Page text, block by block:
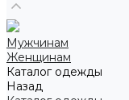
Мужчинам
Женщинам
Каталог одежды
Назад